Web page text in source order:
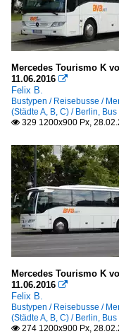
Mercedes Tourismo K
11.06.2016 
Felix B.
Bustypen / Reisebusse /
(Städte A, B, C) / Berlin,
 329 1200x900 Px,
Mercedes Tourismo K
11.06.2016 
Felix B.
Bustypen / Reisebusse /
(Städte A, B, C) / Berlin,
 274 1200x900 Px,